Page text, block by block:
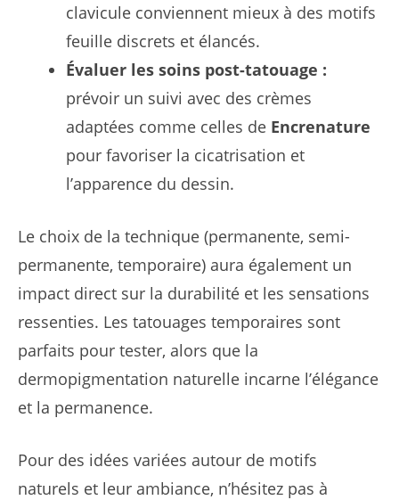
clavicule conviennent mieux à des motifs
feuille discrets et élancés.
Évaluer les soins post-tatouage :
prévoir un suivi avec des crèmes
adaptées comme celles de Encrenature
pour favoriser la cicatrisation et
l’apparence du dessin.
Le choix de la technique (permanente, semi-
permanente, temporaire) aura également un
impact direct sur la durabilité et les sensations
ressenties. Les tatouages temporaires sont
parfaits pour tester, alors que la
dermopigmentation naturelle incarne l’élégance
et la permanence.
Pour des idées variées autour de motifs
naturels et leur ambiance, n’hésitez pas à